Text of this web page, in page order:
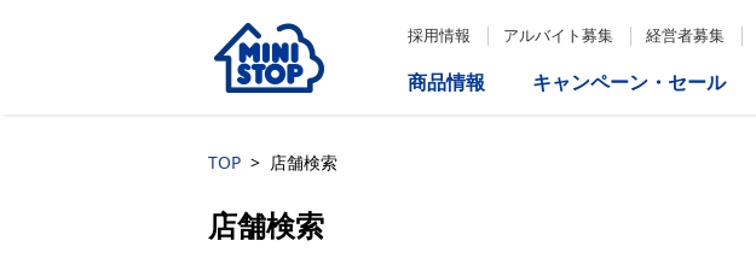
採用情報 アルバイト募集 経営者募集
商品情報 キャンペーン・セール
サービス
企業情報
会社情報
IR情報
経営方針
TOP 店舗検索
店舗検索